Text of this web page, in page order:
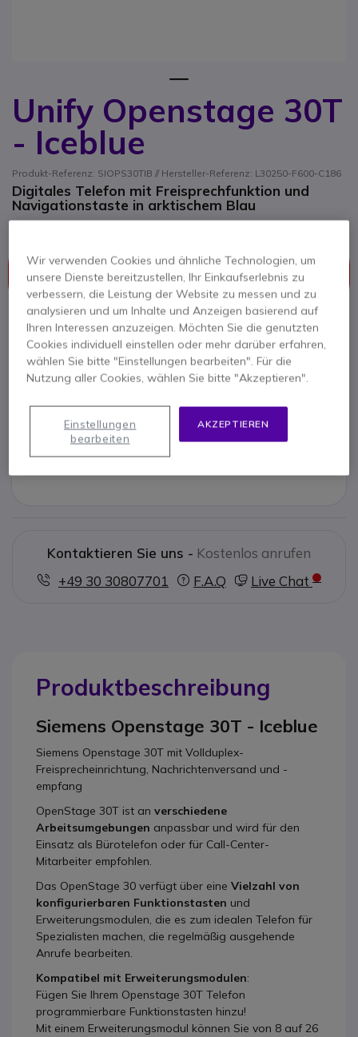
Unify Openstage 30T
- Iceblue
Produkt-Referenz: SIOPS30TIB // Hersteller-Referenz: L30250-F600-C186
Digitales Telefon mit Freisprechfunktion und
Navigationstaste in arktischem Blau
Dieses Produkt wird nicht mehr hergestellt
Wir empfehlen Ihnen als Nachfolgeprodukt:Unify
Openstage 40T - Iceblue, generalüberholt
Unify Openstage 40T - Iceblue,
generalüberholt
99,95 €
79,95 €
95,14 €
Inkl. MwSt.
Kontaktieren Sie uns - Kostenlos anrufen
+49 30 30807701
F.A.Q Live Chat
Zum Anfang der Bildgalerie springen
Produktbeschreibung
Siemens Openstage 30T - Iceblue
Siemens Openstage 30T mit Vollduplex-
Freisprecheinrichtung, Nachrichtenversand und -
empfang
OpenStage 30T ist an verschiedene
Arbeitsumgebungen anpassbar und wird für den
Einsatz als Bürotelefon oder für Call-Center-
Mitarbeiter empfohlen.
Das OpenStage 30 verfügt über eine Vielzahl von
konfigurierbaren Funktionstasten und
Erweiterungsmodulen, die es zum idealen Telefon für
Spezialisten machen, die regelmäßig ausgehende
Anrufe bearbeiten.
Kompatibel mit Erweiterungsmodulen:
Fügen Sie Ihrem Openstage 30T Telefon
programmierbare Funktionstasten hinzu!
Mit einem Erweiterungsmodul können Sie von 8 auf 26
Wir verwenden Cookies und ähnliche Technologien, um
unsere Dienste bereitzustellen, Ihr Einkaufserlebnis zu
verbessern, die Leistung der Website zu messen und zu
analysieren und um Inhalte und Anzeigen basierend auf
Ihren Interessen anzuzeigen. Möchten Sie die genutzten
Cookies individuell einstellen oder mehr darüber erfahren,
wählen Sie bitte "Einstellungen bearbeiten". Für die
Nutzung aller Cookies, wählen Sie bitte "Akzeptieren".
AKZEPTIEREN
Einstellungen
bearbeiten